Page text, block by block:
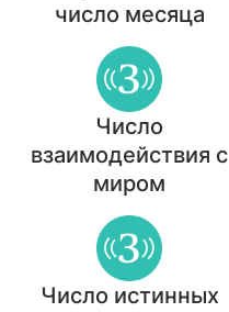
число месяца
Число
взаимодействия с
миром
Число истинных